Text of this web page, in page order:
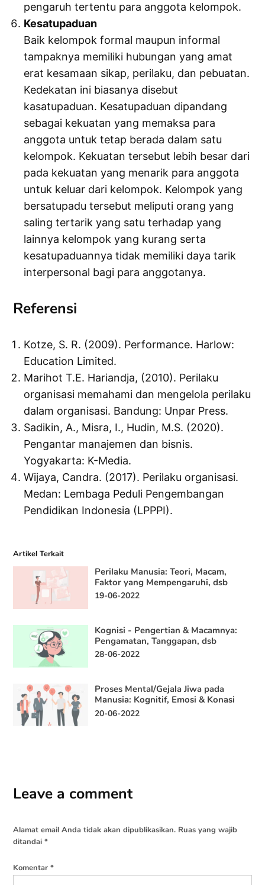
pengaruh tertentu para anggota kelompok.
Kesatupaduan
Baik kelompok formal maupun informal
tampaknya memiliki hubungan yang amat
erat kesamaan sikap, perilaku, dan pebuatan.
Kedekatan ini biasanya disebut
kasatupaduan. Kesatupaduan dipandang
sebagai kekuatan yang memaksa para
anggota untuk tetap berada dalam satu
kelompok. Kekuatan tersebut lebih besar dari
pada kekuatan yang menarik para anggota
untuk keluar dari kelompok. Kelompok yang
bersatupadu tersebut meliputi orang yang
saling tertarik yang satu terhadap yang
lainnya kelompok yang kurang serta
kesatupaduannya tidak memiliki daya tarik
interpersonal bagi para anggotanya.
Referensi
Kotze, S. R. (2009). Performance. Harlow:
Education Limited.
Marihot T.E. Hariandja, (2010). Perilaku
organisasi memahami dan mengelola perilaku
dalam organisasi. Bandung: Unpar Press.
Sadikin, A., Misra, I., Hudin, M.S. (2020).
Pengantar manajemen dan bisnis.
Yogyakarta: K-Media.
Wijaya, Candra. (2017). Perilaku organisasi.
Medan: Lembaga Peduli Pengembangan
Pendidikan Indonesia (LPPPI).
Artikel Terkait
Perilaku Manusia: Teori, Macam,
Faktor yang Mempengaruhi, dsb
19-06-2022
Kognisi - Pengertian & Macamnya:
Pengamatan, Tanggapan, dsb
28-06-2022
Proses Mental/Gejala Jiwa pada
Manusia: Kognitif, Emosi & Konasi
20-06-2022
Leave a comment
Alamat email Anda tidak akan dipublikasikan. Ruas yang wajib
ditandai*
Komentar*